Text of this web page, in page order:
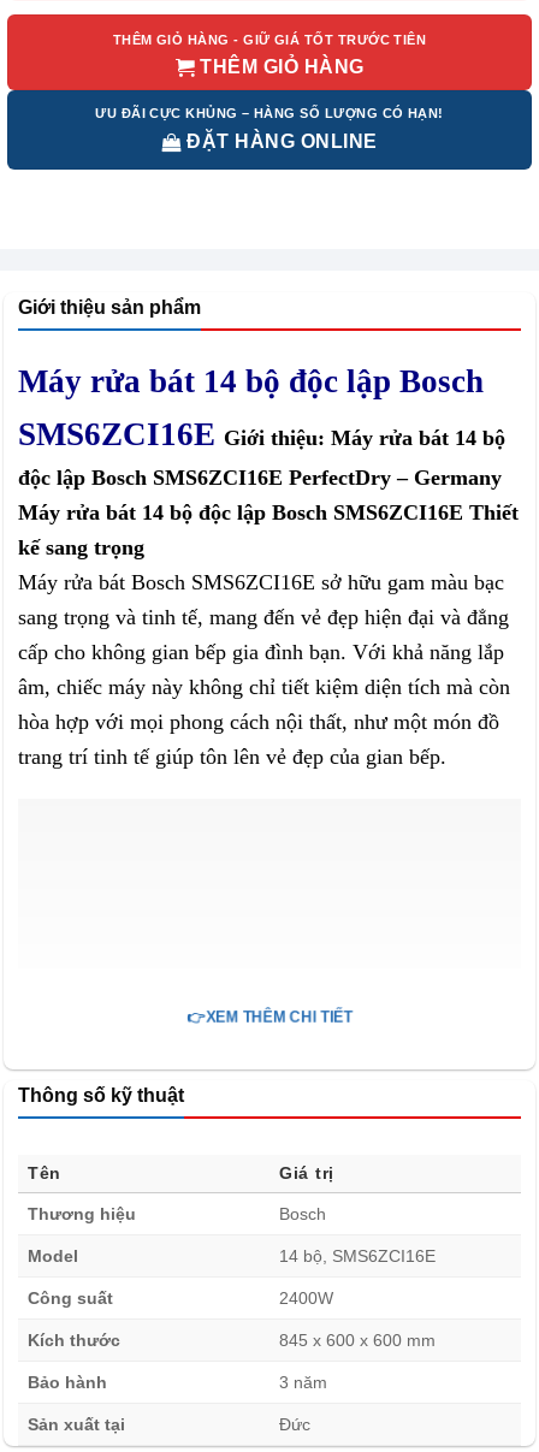
THÊM GIỎ HÀNG - GIỮ GIÁ TỐT TRƯỚC TIÊN
THÊM GIỎ HÀNG
ƯU ĐÃI CỰC KHỦNG – HÀNG SỐ LƯỢNG CÓ HẠN!
ĐẶT HÀNG ONLINE
Giới thiệu sản phẩm
Máy rửa bát 14 bộ độc lập Bosch
SMS6ZCI16E Giới thiệu: Máy rửa bát 14 bộ
độc lập Bosch SMS6ZCI16E PerfectDry – Germany
Máy rửa bát 14 bộ độc lập Bosch SMS6ZCI16E Thiết
kế sang trọng
Máy rửa bát Bosch SMS6ZCI16E sở hữu gam màu bạc
sang trọng và tinh tế, mang đến vẻ đẹp hiện đại và đẳng
cấp cho không gian bếp gia đình bạn. Với khả năng lắp
âm, chiếc máy này không chỉ tiết kiệm diện tích mà còn
hòa hợp với mọi phong cách nội thất, như một món đồ
trang trí tinh tế giúp tôn lên vẻ đẹp của gian bếp.
Máy rửa bát 14 bộ độc lập Bosch SMS6ZCI16E Chất
lượng và linh hoạt trong từng chi tiết
Máy rửa bát 14 bộ độc lập Bosch SMS6ZCI16E được
riêng biệt, không gian trong máy được tối ưu hóa, mang
lại sự gọn gàng và hiệu quả cao trong mỗi lần rửa. Đặc
👉XEM THÊM CHI TIẾT
Thông số kỹ thuật
Tên Giá trị
Thương hiệu Bosch
Model 14 bộ, SMS6ZCI16E
Công suất 2400W
Kích thước 845 x 600 x 600 mm
Bảo hành 3 năm
Sản xuất tại Đức